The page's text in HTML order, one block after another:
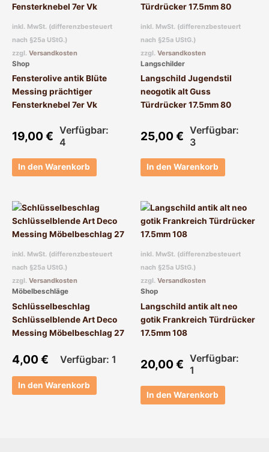
inkl. MwSt. (differenzbesteuert
nach §25a UStG.)
zzgl. Versandkosten
Shop
Fensterolive antik Blüte
Messing prächtiger
Fensterknebel 7er Vk
19,00€ Verfügbar:
4
In den Warenkorb
inkl. MwSt. (differenzbesteuert
nach §25a UStG.)
zzgl. Versandkosten
Langschilder
Langschild Jugendstil
neogotik alt Guss
Türdrücker 17.5mm 80
25,00€ Verfügbar:
3
In den Warenkorb
inkl. MwSt. (differenzbesteuert
nach §25a UStG.)
zzgl. Versandkosten
Möbelbeschläge
Schlüsselbeschlag
Schlüsselblende Art Deco
Messing Möbelbeschlag 27
4,00€ Verfügbar: 1
In den Warenkorb
inkl. MwSt. (differenzbesteuert
nach §25a UStG.)
zzgl. Versandkosten
Shop
Langschild antik alt neo
gotik Frankreich Türdrücker
17.5mm 108
20,00€ Verfügbar:
1
In den Warenkorb